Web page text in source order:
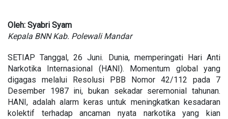
Oleh: Syabri Syam
Kepala BNN Kab. Polewali Mandar
SETIAP Tanggal, 26 Juni. Dunia, memperingati Hari Anti
Narkotika Internasional (HANI). Momentum global yang
digagas melalui Resolusi PBB Nomor 42/112 pada 7
Desember 1987 ini, bukan sekadar seremonial tahunan.
HANI, adalah alarm keras untuk meningkatkan kesadaran
kolektif terhadap ancaman nyata narkotika yang kian